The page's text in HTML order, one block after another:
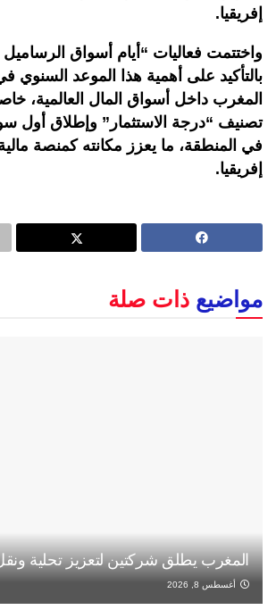
إفريقيا.
بالتأكيد على أهمية هذا الموعد
المغرب داخل أسواق المال العالمية،
تصنيف “درجة الاستثمار” وإطلاق أول
في المنطقة، ما يعزز مكانته كمنصة
إفريقيا.
مواضيع ذات صلة
المغرب يطلق شركتين لتعزيز تحلية
أغسطس 8, 2026